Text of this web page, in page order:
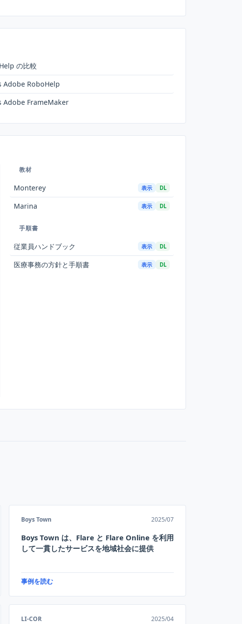
の比較
Adobe RoboHelp
Adobe FrameMaker
教材
Monterey 表示 DL
Marina 表示 DL
手順書
従業員ハンドブック 表示 DL
医療事務の方針と手順書 表示 DL
Boys Town 2025/07
Boys Town は、Flare と Flare Online を利用
して一貫したサービスを地域社会に提供
事例を読む
LI-COR 2025/04